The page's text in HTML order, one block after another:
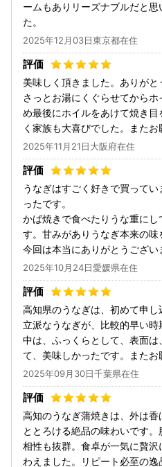
ームもありリーズナブルだと
た。
2025年12月03日東京都在住
美味しく頂きました。ありが
さっとお湯にくぐらせてから
め最後にホイルをあけて焼き
く家族も大喜びでした。またお
2025年11月21日大阪府在住
うなぎはすごく好きで買って
ったです。
かば焼きで食べたりうな重に
す。甘みがありうなぎ本来の味
今回は本当にありがとうござい
2025年10月24日愛媛県在住
高知県のうなぎは、初めて申し
立派なうなぎが、比較的早い時
中は、ふっくらとして、表面は
て、美味しかったです。またお
2025年09月30日千葉県在住
高知のうなぎ蒲焼きは、外は
ととろける絶品の味わいです
相性も抜群。食卓が一気に贅
わえました。リピート必至の